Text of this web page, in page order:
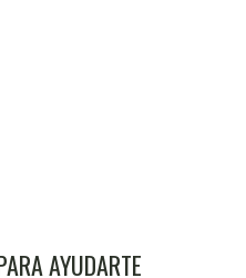
AYUDARTE